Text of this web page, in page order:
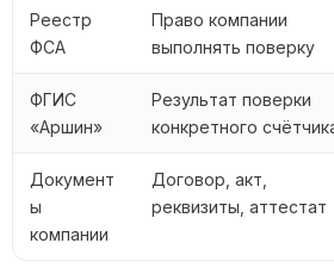
Реестр
ФСА
Право компании
выполнять поверку
ФГИС
«Аршин»
Результат поверки
конкретного
Документ
ы
компании
Договор, акт,
реквизиты, аттестат